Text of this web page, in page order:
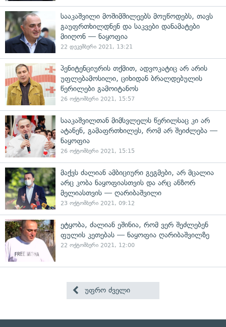
სააკაშვილი მოშიმშილეებს მოუწოდებს, თავს
გაუფრთხილდნენ და საკვები დანამატები
მიიღონ — ნაყოფია
22 დეკემბერი 2021, 13:21
პენიტენციურის თქმით, ადვოკატიც არ არის
უფლებამოსილი, ციხიდან ბრალდებულის
წერილები გამოიტანოს
26 ოქტომბერი 2021, 15:57
სააკაშვილთან მიმსვლელს წერილსაც კი არ
ატანენ, გამაფრთხილეს, რომ არ შეიძლება —
ნაყოფია
26 ოქტომბერი 2021, 15:15
მაქვს ძალიან ამბიციური გეგმები, არ მცალია
არც კობა ნაყოფიასთვის და არც ანზორ
მელიასთვის — ღარიბაშვილი
23 ოქტომბერი 2021, 09:12
ეტყობა, ძალიან ეშინია, რომ ვერ შეძლებენ
ფულის კეთებას — ნაყოფია ღარიბაშვილზე
22 ოქტომბერი 2021, 12:00
უფრო ძველი